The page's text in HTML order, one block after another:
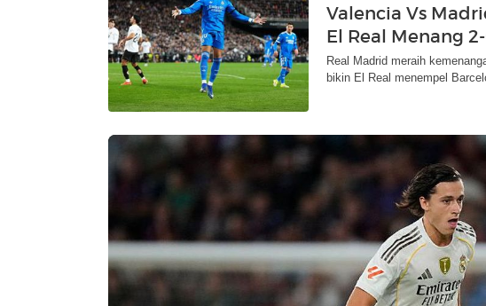
Valencia Vs
El Real Menang
Real Madrid meraih
bikin El Real menempel